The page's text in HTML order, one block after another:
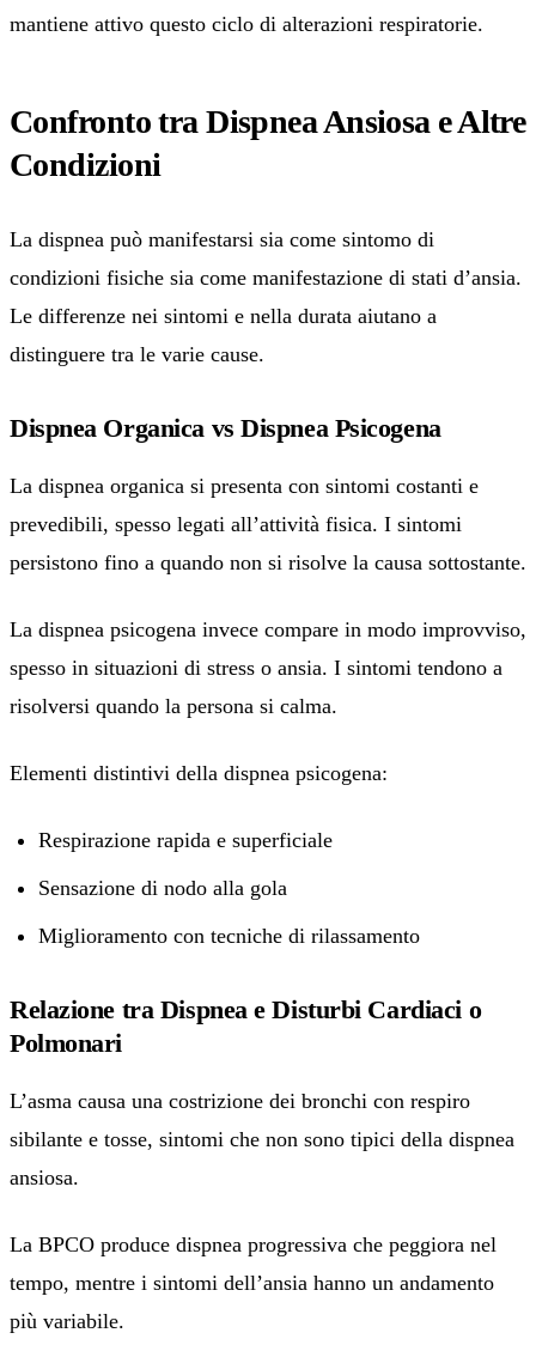
mantiene attivo questo ciclo di alterazioni respiratorie.
Confronto tra Dispnea Ansiosa e Altre
Condizioni
La dispnea può manifestarsi sia come sintomo di
condizioni fisiche sia come manifestazione di stati d’ansia.
Le differenze nei sintomi e nella durata aiutano a
distinguere tra le varie cause.
Dispnea Organica vs Dispnea Psicogena
La dispnea organica si presenta con sintomi costanti e
prevedibili, spesso legati all’attività fisica. I sintomi
persistono fino a quando non si risolve la causa sottostante.
La dispnea psicogena invece compare in modo improvviso,
spesso in situazioni di stress o ansia. I sintomi tendono a
risolversi quando la persona si calma.
Elementi distintivi della dispnea psicogena:
Respirazione rapida e superficiale
Sensazione di nodo alla gola
Miglioramento con tecniche di rilassamento
Relazione tra Dispnea e Disturbi Cardiaci o
Polmonari
L’asma causa una costrizione dei bronchi con respiro
sibilante e tosse, sintomi che non sono tipici della dispnea
ansiosa.
La BPCO produce dispnea progressiva che peggiora nel
tempo, mentre i sintomi dell’ansia hanno un andamento
più variabile.